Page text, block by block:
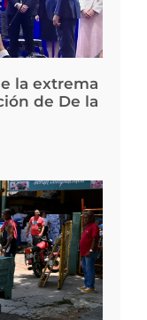
la extrema
de De la